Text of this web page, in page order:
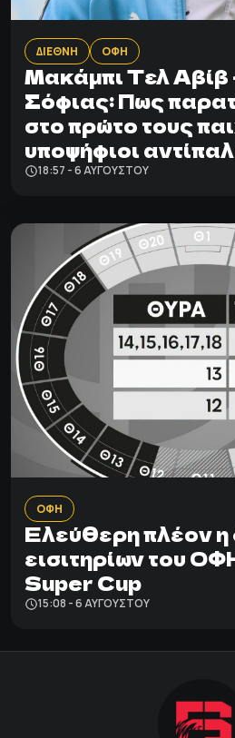
ΔΙΕΘΝΗ ΟΦΗ
Μακάμπι Τελ
Σόφιας: Πως
στο πρώτο τους
υποψήφιοι
18:57 - 6 ΑΥΓΟΎΣΤΟΥ
ΟΦΗ
Ελεύθερη πλέον η
εισιτηρίων του
Super Cup
15:08 - 6 ΑΥΓΟΎΣΤΟΥ